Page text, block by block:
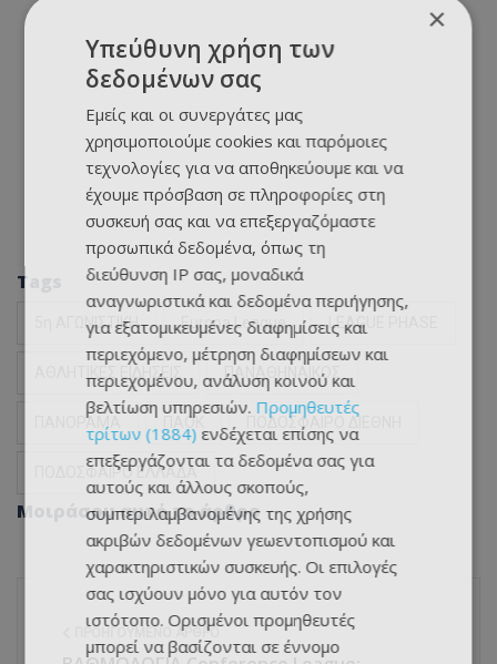
Tags
5η ΑΓΩΝΙΣΤΙΚΗ Europa League LEAGUE PHASE
ΑΘΛΗΤΙΚΕΣ ΕΙΔΗΣΕΙΣ ΠΑΝΑΘΗΝΑΙΚΟΣ
ΠΑΝΟΡΑΜΑ ΠΑΟΚ ΠΟΔΟΣΦΑΙΡΟ ΔΙΕΘΝΗ
ΠΟΔΟΣΦΑΙΡΟ ΕΛΛΑΔΑ
Μοιράσου αυτό το άρθρο
ΠΡΟΗΓΟΎΜΕΝΟ ΆΡΘΡΟ
×
Υπεύθυνη χρήση των
δεδομένων σας
Εμείς και οι συνεργάτες μας
χρησιμοποιούμε cookies και παρόμοιες
τεχνολογίες για να αποθηκεύουμε και να
έχουμε πρόσβαση σε πληροφορίες στη
συσκευή σας και να επεξεργαζόμαστε
προσωπικά δεδομένα, όπως τη
διεύθυνση IP σας, μοναδικά
αναγνωριστικά και δεδομένα περιήγησης,
για εξατομικευμένες διαφημίσεις και
περιεχόμενο, μέτρηση διαφημίσεων και
περιεχομένου, ανάλυση κοινού και
βελτίωση υπηρεσιών. Προμηθευτές
τρίτων (1884) ενδέχεται επίσης να
επεξεργάζονται τα δεδομένα σας για
αυτούς και άλλους σκοπούς,
συμπεριλαμβανομένης της χρήσης
ακριβών δεδομένων γεωεντοπισμού και
χαρακτηριστικών συσκευής. Οι επιλογές
σας ισχύουν μόνο για αυτόν τον
ιστότοπο. Ορισμένοι προμηθευτές
μπορεί να βασίζονται σε έννομο